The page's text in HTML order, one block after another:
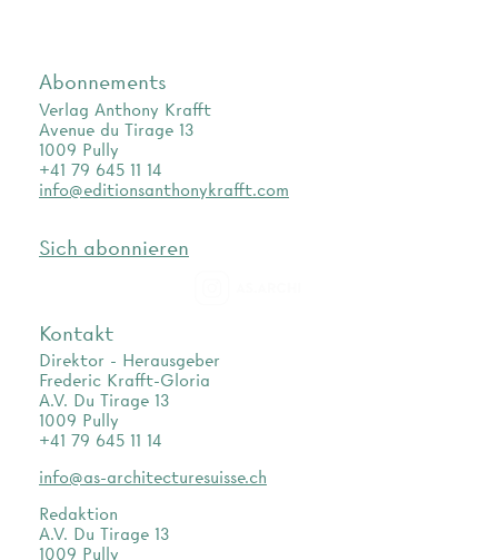
Abonnements
Verlag Anthony Krafft
Avenue du Tirage 13
1009 Pully
+41 79 645 11 14
info@editionsanthonykrafft.com
Sich abonnieren
Kontakt
Direktor - Herausgeber
Frederic Krafft-Gloria
A.V. Du Tirage 13
1009 Pully
+41 79 645 11 14
info@as-architecturesuisse.ch
Redaktion
A.V. Du Tirage 13
1009 Pully